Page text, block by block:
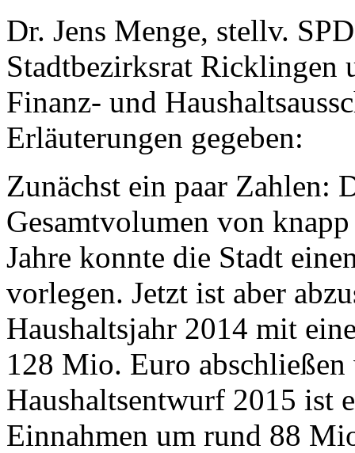
Dr. Jens Menge, stellv.
Stadtbezirksrat Ricklingen
Finanz- und
Erläuterungen gegeben:
Zunächst ein paar Zahlen:
Gesamtvolumen von
Jahre konnte die Stadt
vorlegen. Jetzt ist aber
Haushaltsjahr 2014 mit
128 Mio. Euro
Haushaltsentwurf 2015 ist
Einnahmen um rund 88